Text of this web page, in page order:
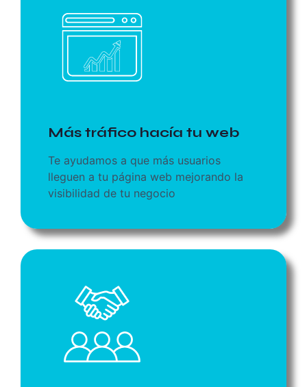
Más tráfico hacía tu web
Te ayudamos a que más usuarios
lleguen a tu página web mejorando la
visibilidad de tu negocio